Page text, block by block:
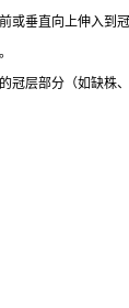
垂直向上伸入到
层部分（如缺株、